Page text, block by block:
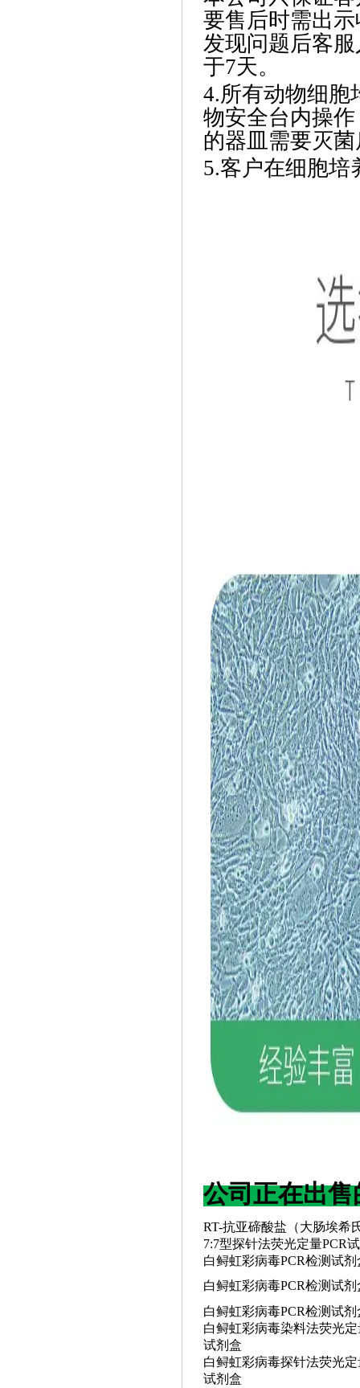
要售后时需出
发现问题后客
于7天。
4.所有动物细胞
物安全台内操
的器皿需要灭
5.客户在细胞培
公司正在出售
RT-抗亚碲酸盐（大肠埃希
7:7型探针法荧光定量PCR
白鲟虹彩病毒PCR检测试剂
白鲟虹彩病毒PCR检测试剂
白鲟虹彩病毒PCR检测试
白鲟虹彩病毒染料法荧光定
试剂盒
白鲟虹彩病毒探针法荧光定
试剂盒